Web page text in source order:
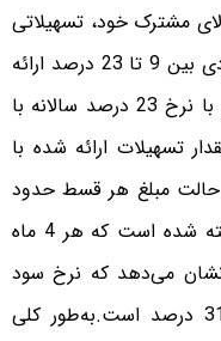
مشترک خود، تسهیلاتی
بین 12 تا 25 میلیون تومان با نرخ سودی بین 9 تا 23 درصد ارائه
می‌کند. به‌عنوان مثال 25 میلیون تومان با نرخ 23 درصد سالانه با
مقدار تسهیلات ارائه شده با
حالت مبلغ هر قسط حدود
3 میلیون و 950هزار تومان در نظر گرفته شده است که هر 4 ماه
می‌دهد که نرخ سود
موثر سالانه این تسهیلات حدود 31.47 درصد است.به‌طور کلی